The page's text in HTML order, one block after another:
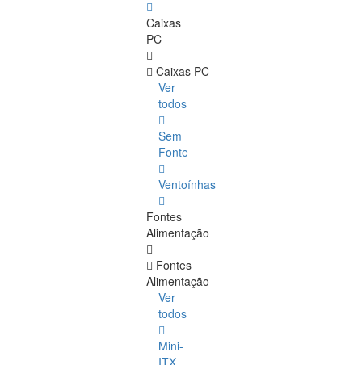
Caixas
PC
Caixas PC
Ver
todos
Sem
Fonte
Ventoínhas
Fontes
Alimentação
Fontes
Alimentação
Ver
todos
Mini-